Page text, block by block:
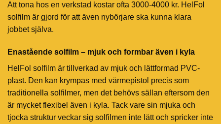
Att tona hos en verkstad kostar ofta 3000-4000 kr. HelFol
solfilm är gjord för att även nybörjare ska kunna klara
jobbet själva.
Enastående solfilm – mjuk och formbar även i kyla
HelFol solfilm är tillverkad av mjuk och lättformad PVC-
plast. Den kan krympas med värmepistol precis som
traditionella solfilmer, men det behövs sällan eftersom den
är mycket flexibel även i kyla. Tack vare sin mjuka och
tjocka struktur veckar sig solfilmen inte lätt och spricker inte